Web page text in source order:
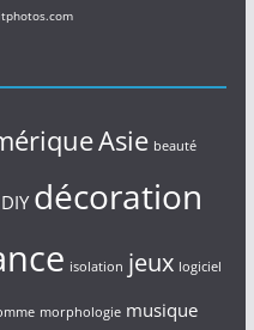
Asie beauté
DIY décoration
isolation jeux logiciel
morphologie musique